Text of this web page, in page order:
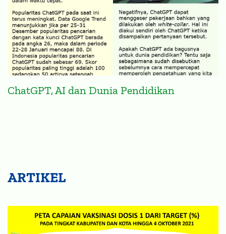
ChatGPT, AI dan Dunia Pendidikan
ARTIKEL